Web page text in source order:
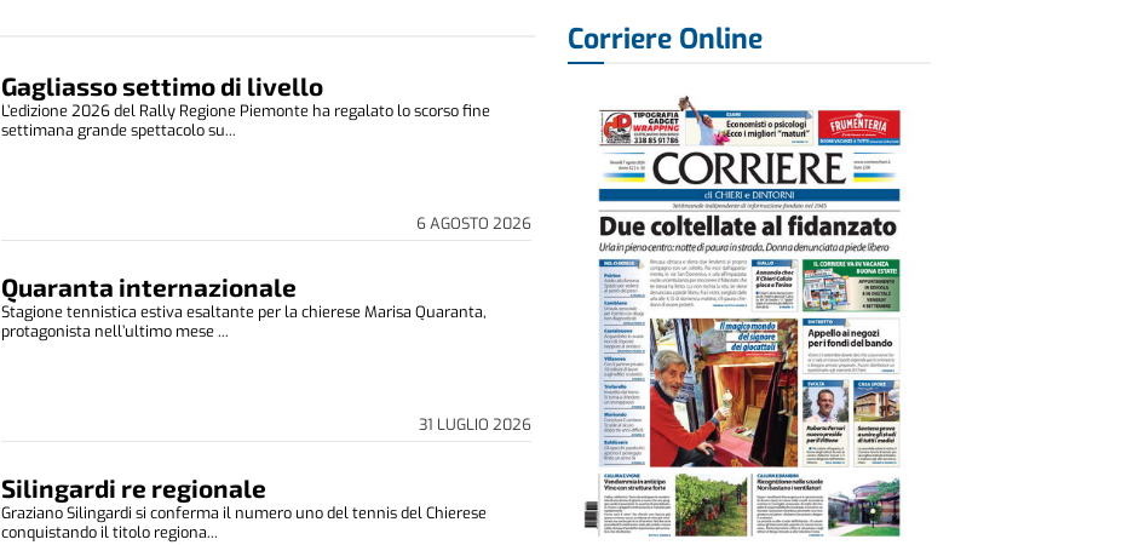
Gagliasso settimo di livello
6 AGOSTO 2026
L’edizione 2026 del Rally Regione Piemonte ha regalato lo scorso fine
settimana grande spettacolo su...
Quaranta internazionale
31 LUGLIO 2026
Stagione tennistica estiva esaltante per la chierese Marisa Quaranta,
protagonista nell’ultimo mese ...
Silingardi re regionale
Graziano Silingardi si conferma il numero uno del tennis del Chierese
conquistando il titolo regiona...
Corriere Online